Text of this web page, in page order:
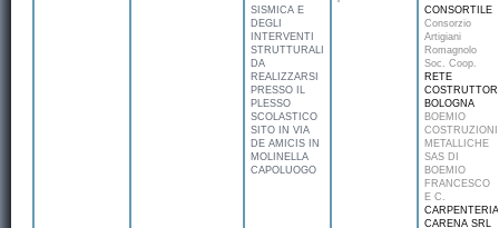
SISMICA E
DEGLI
INTERVENTI
STRUTTURALI
DA
REALIZZARSI
PRESSO IL
PLESSO
SCOLASTICO
SITO IN VIA
DE AMICIS IN
MOLINELLA
CAPOLUOGO
CONSORTILE
Consorzio
Artigiani
Romagnolo
Soc. Coop.
RETE
BOLOGNA
BOEMIO
COSTRUZIONI
METALLICHE
SAS DI
BOEMIO
FRANCESCO
E C.
CARPENTERIA
CARENA SRL